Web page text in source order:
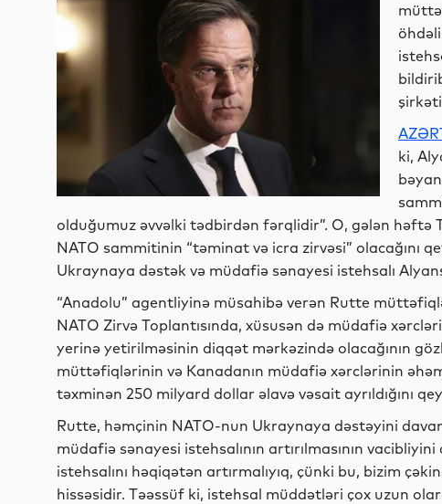
ki,
olduğumuz əvvəlki tədbirdən fərqlidir”. O, gələn həftə
NATO sammitinin “təminat və icra zirvəsi” olacağını
Ukraynaya dəstək və müdafiə sənayesi istehsalı
“Anadolu” agentliyinə müsahibə verən Rutte
NATO Zirvə Toplantısında, xüsusən də müdafiə
yerinə yetirilməsinin diqqət mərkəzində olacağının
müttəfiqlərinin və Kanadanın müdafiə xərclərinin
təxminən 250 milyard dollar əlavə vəsait ayrıldığını
Rutte, həmçinin NATO-nun Ukraynaya dəstəyini
müdafiə sənayesi istehsalının artırılmasının
istehsalını həqiqətən artırmalıyıq, çünki bu, bizim
hissəsidir. Təəssüf ki, istehsal müddətləri çox uzun